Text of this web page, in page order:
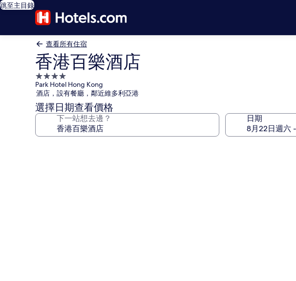
跳至主目錄
查看所有住宿
香港百樂酒店
4.0
星
級
住
宿
Park Hotel Hong Kong
酒店，設有餐廳，鄰近維多利亞港
選擇日期查看價格
下一站想去邊？ 日期